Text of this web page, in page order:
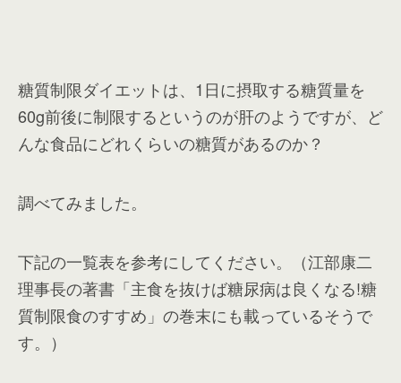
糖質制限ダイエットは、1日に摂取する糖質量を
60g前後に制限するというのが肝のようですが、ど
んな食品にどれくらいの糖質があるのか？
調べてみました。
下記の一覧表を参考にしてください。（江部康二
理事長の著書「主食を抜けば糖尿病は良くなる!糖
質制限食のすすめ」の巻末にも載っているそうで
す。）